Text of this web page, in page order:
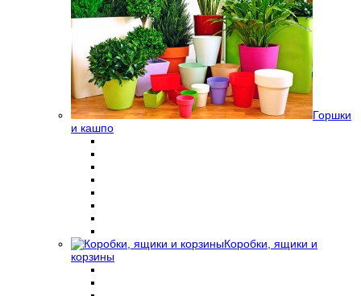
Горшки
и кашпо
Коробки, ящики и
корзины